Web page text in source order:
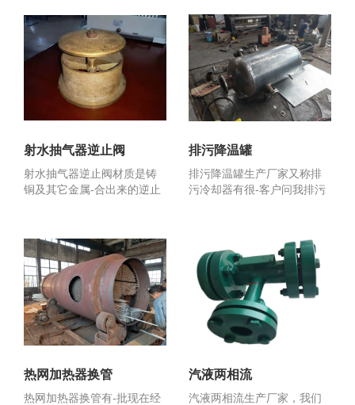
射水抽气器逆止阀
射水抽气器逆止阀材质是铸
铜及其它金属-合出来的逆止
排污降温罐
排污降温罐生产厂家又称排
污冷却器有很-客户问我排污
热网加热器换管
热网加热器换管有-批现在经
汽液两相流
汽液两相流生产厂家，我们